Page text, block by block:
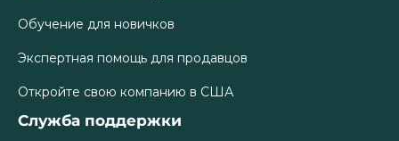
Обучение для новичков
Экспертная помощь для продавцов
Откройте свою компанию в США
Служба поддержки